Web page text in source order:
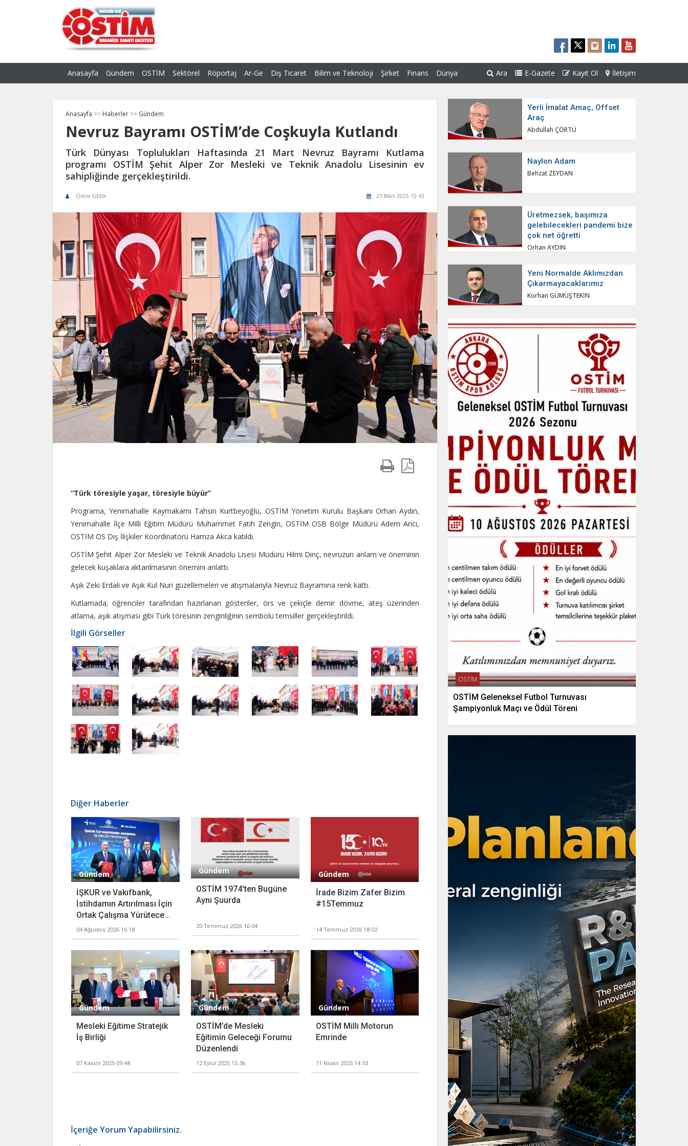
Anasayfa Gündem OSTİM Sektörel Röportaj Ar-Ge Dış Ticaret Bilim ve Teknoloji Şirket Finans Dünya Ara E-Gazete Kayıt Ol İletişim
Anasayfa >> Haberler >> Gündem
Nevruz Bayramı OSTİM’de Coşkuyla Kutlandı
Türk Dünyası Toplulukları Haftasında 21 Mart Nevruz Bayramı Kutlama
programı OSTİM Şehit Alper Zor Mesleki ve Teknik Anadolu Lisesinin ev
sahipliğinde gerçekleştirildi.
Ostim Editör 21 Mart 2025 15:43
“Türk töresiyle yaşar, töresiyle büyür”
Programa, Yenimahalle Kaymakamı Tahsin Kurtbeyoğlu, OSTİM Yönetim Kurulu Başkanı Orhan Aydın,
Yenimahalle İlçe Milli Eğitim Müdürü Muhammet Fatih Zengin, OSTİM OSB Bölge Müdürü Adem Arıcı,
OSTİM OS Dış İlişkiler Koordinatörü Hamza Akca katıldı.
OSTİM Şehit Alper Zor Mesleki ve Teknik Anadolu Lisesi Müdürü Hilmi Dinç, nevruzun anlam ve öneminin
gelecek kuşaklara aktarılmasının önemini anlattı.
Aşık Zeki Erdali ve Aşık Kul Nuri güzellemeleri ve atışmalarıyla Nevruz Bayramına renk kattı.
Kutlamada; öğrenciler tarafından hazırlanan gösteriler, örs ve çekiçle demir dövme, ateş üzerinden
atlama, aşık atışması gibi Türk töresinin zenginliğinin sembolü temsiller gerçekleştirildi.
İlgili Görseller
Diğer Haberler
Gündem
İŞKUR ve Vakıfbank,
İstihdamın Artırılması İçin
Ortak Çalışma Yürütece...
04 Ağustos 2026 16:18
Gündem
OSTİM 1974'ten Bugüne
Aynı Şuurda
20 Temmuz 2026 16:04
Gündem
İrade Bizim Zafer Bizim
#15Temmuz
14 Temmuz 2026 18:02
Gündem
Mesleki Eğitime Stratejik
İş Birliği
07 Kasım 2025 09:48
Gündem
OSTİM’de Mesleki
Eğitimin Geleceği Forumu
Düzenlendi
12 Eylül 2025 15:36
Gündem
OSTİM Milli Motorun
Emrinde
11 Nisan 2025 14:53
İçeriğe Yorum Yapabilirsiniz.
Yerli İmalat Amaç, Offset
Araç
Abdullah ÇÖRTÜ
Naylon Adam
Behzat ZEYDAN
Üretmezsek, başımıza
gelebilecekleri pandemi bize
çok net öğretti
Orhan AYDIN
Yeni Normalde Aklımızdan
Çıkarmayacaklarımız
Korhan GÜMÜŞTEKİN
OSTİM
OSTİM Geleneksel Futbol Turnuvası
Şampiyonluk Maçı ve Ödül Töreni